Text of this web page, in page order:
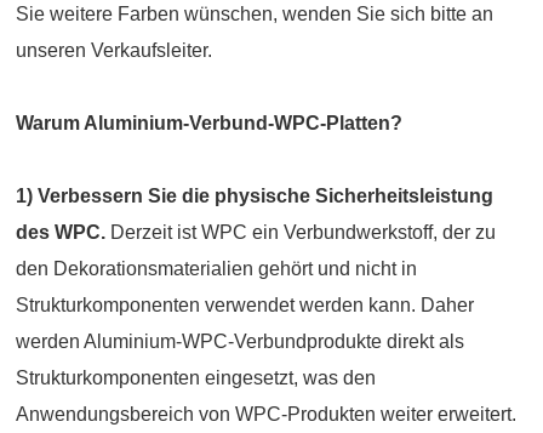
Sie weitere Farben wünschen, wenden Sie sich bitte an
unseren Verkaufsleiter.
Warum Aluminium-Verbund-WPC-Platten?
1) Verbessern Sie die physische Sicherheitsleistung
des WPC. Derzeit ist WPC ein Verbundwerkstoff, der zu
den Dekorationsmaterialien gehört und nicht in
Strukturkomponenten verwendet werden kann. Daher
werden Aluminium-WPC-Verbundprodukte direkt als
Strukturkomponenten eingesetzt, was den
Anwendungsbereich von WPC-Produkten weiter erweitert.